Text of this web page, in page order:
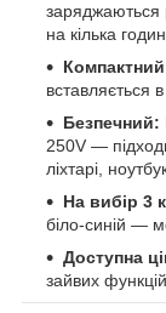
заряджаються
на кілька
вставляється
Безпечний:
250V —
ліхтарі,
На вибір 3
біло-синій —
Доступна
зайвих